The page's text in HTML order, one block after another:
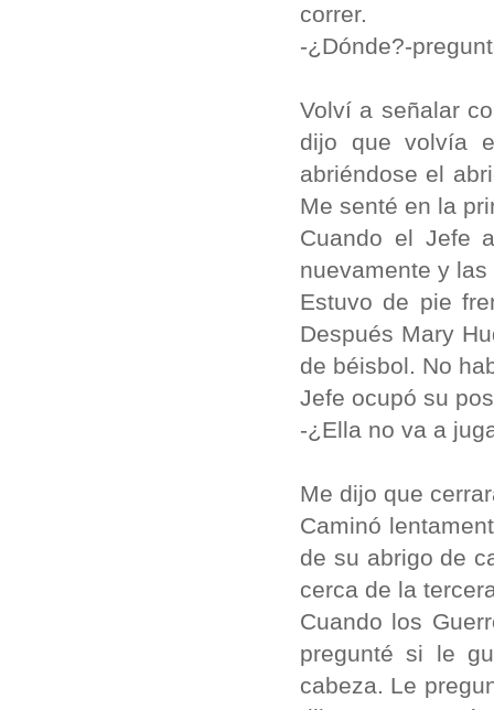
correr.
-¿Dónde?-
Volví a señalar
dijo que volvía
abriéndose el
Me senté en la
Cuando el Jefe
nuevamente y
Estuvo de pie
Después Mary
de béisbol. No
Jefe ocupó su
-¿Ella no va a
Me dijo que
Caminó
de su abrigo de
cerca de la
Cuando los
pregunté si le
cabeza. Le